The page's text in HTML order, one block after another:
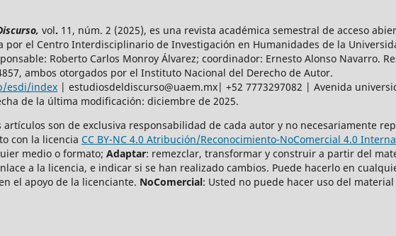
vol. 11, núm. 2 (2025), es una revista académica semestral de acceso
por el Centro Interdisciplinario de Investigación en Humanidades de la
Roberto Carlos Monroy Álvarez; coordinador: Ernesto Alonso Navarro.
ambos otorgados por el Instituto Nacional del Derecho de Autor.
esdi/index | estudiosdeldiscurso@uaem.mx| +52 7773297082 | Avenida
de la última modificación: diciembre de 2025.
artículos son de exclusiva responsabilidad de cada autor y no necesariamente
con la licencia CC BY-NC 4.0 Atribución/Reconocimiento-NoComercial 4.0
medio o formato; Adaptar: remezclar, transformar y construir a partir del
a la licencia, e indicar si se han realizado cambios. Puede hacerlo en
el apoyo de la licenciante. NoComercial: Usted no puede hacer uso del